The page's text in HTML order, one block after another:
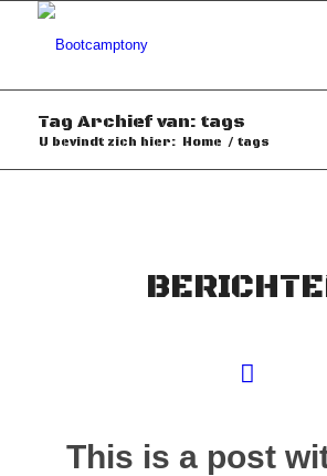
Tag Archief van: tags
U bevindt zich hier: Home / tags
This is a post